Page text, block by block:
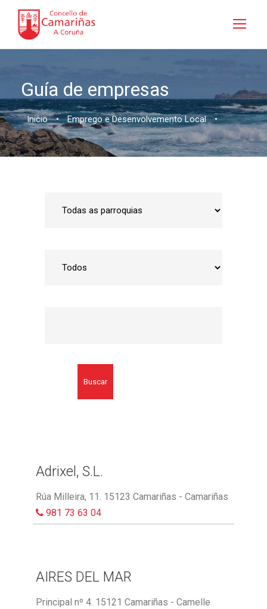
Guía de empresas
Inicio • Emprego e Desenvolvemento Local •
Buscar
Adrixel, S.L.
Rúa Milleira, 11. 15123 Camariñas - Camariñas
981 73 63 04
AIRES DEL MAR
Principal nº 4. 15121 Camariñas - Camelle